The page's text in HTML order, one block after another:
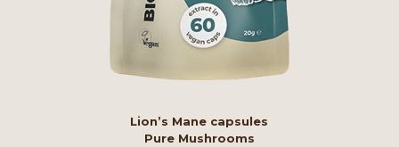
Lion’s Mane capsules
Pure Mushrooms